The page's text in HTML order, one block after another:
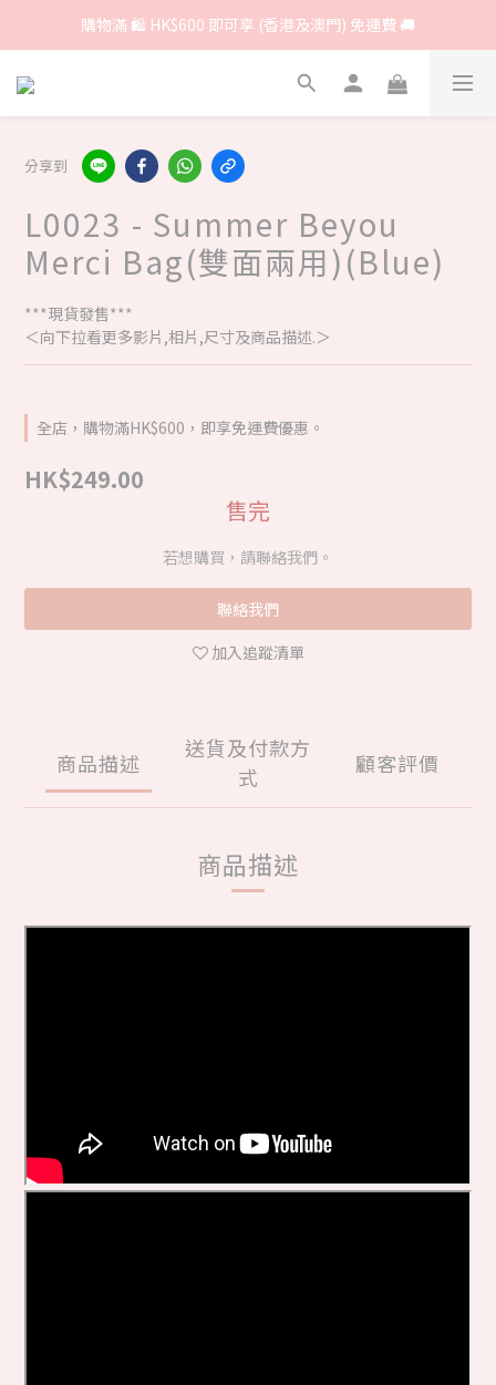
購物滿 🛍 HK$600 即可享 (香港及澳門) 免運費 🚚
分享到
L0023 - Summer Beyou
Merci Bag(雙面兩用)(Blue)
***現貨發售***
＜向下拉看更多影片,相片,尺寸及商品描述.＞
全店，購物滿HK$600，即享免運費優惠。
HK$249.00
售完
若想購買，請聯絡我們。
聯絡我們
加入追蹤清單
商品描述
送貨及付款方
式
顧客評價
商品描述